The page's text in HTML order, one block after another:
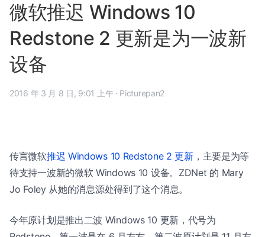
微软推迟 Windows 10
Redstone 2 更新是为一波新
设备
2016 年 3 月 8 日, 9:01 上午 · Picturepan2
传言微软推迟 Windows 10 Redstone 2 更新，主要是为等
待支持一波新的微软 Windows 10 设备。ZDNet 的 Mary
Jo Foley 从她的消息源处得到了这个消息。
今年原计划是推出二波 Windows 10 更新，代号为